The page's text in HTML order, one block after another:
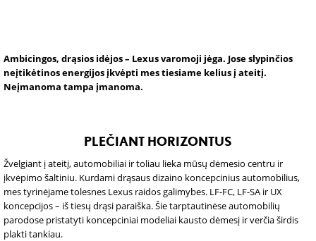
Ambicingos, drąsios idėjos – Lexus varomoji jėga. Jose slypinčios
neįtikėtinos energijos įkvėpti mes tiesiame kelius į ateitį.
Neįmanoma tampa įmanoma.
PLEČIANT HORIZONTUS
Žvelgiant į ateitį, automobiliai ir toliau lieka mūsų dėmesio centru ir
įkvėpimo šaltiniu. Kurdami drąsaus dizaino koncepcinius automobilius,
mes tyrinėjame tolesnes Lexus raidos galimybes. LF-FC, LF-SA ir UX
koncepcijos – iš tiesų drąsi paraiška. Šie tarptautinėse automobilių
parodose pristatyti koncepciniai modeliai kausto dėmesį ir verčia širdis
plakti tankiau.